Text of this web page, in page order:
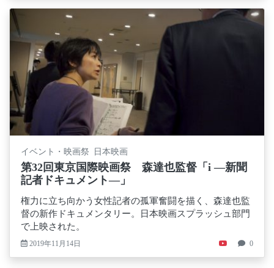
イベント・映画祭 日本映画
第32回東京国際映画祭 森達也監督「i ―新聞
記者ドキュメント―」
権力に立ち向かう女性記者の孤軍奮闘を描く、森達也監
督の新作ドキュメンタリー。日本映画スプラッシュ部門
で上映された。
2019年11月14日 0